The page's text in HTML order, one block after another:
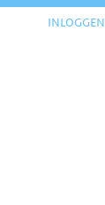
inloggen